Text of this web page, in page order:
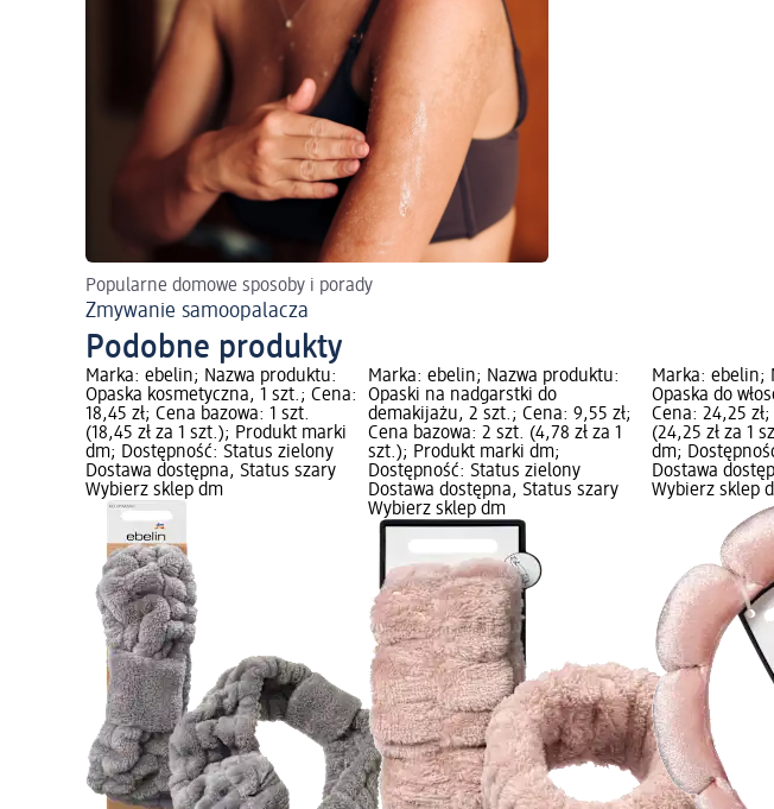
Popularne domowe sposoby i porady
Zmywanie samoopalacza
Podobne produkty
Marka: ebelin; Nazwa produktu:
Opaska kosmetyczna, 1 szt.; Cena:
18,45 zł; Cena bazowa: 1 szt.
(18,45 zł za 1 szt.); Produkt marki
dm; Dostępność: Status zielony
Dostawa dostępna, Status szary
Wybierz sklep dm
Marka: ebelin; Nazwa produktu:
Opaski na nadgarstki do
demakijażu, 2 szt.; Cena: 9,55 zł;
Cena bazowa: 2 szt. (4,78 zł za 1
szt.); Produkt marki dm;
Dostępność: Status zielony
Dostawa dostępna, Status szary
Wybierz sklep dm
Marka: ebelin;
Opaska do
Cena: 24,25
(24,25 zł za 1
dm;
Dostawa
Wybierz sklep